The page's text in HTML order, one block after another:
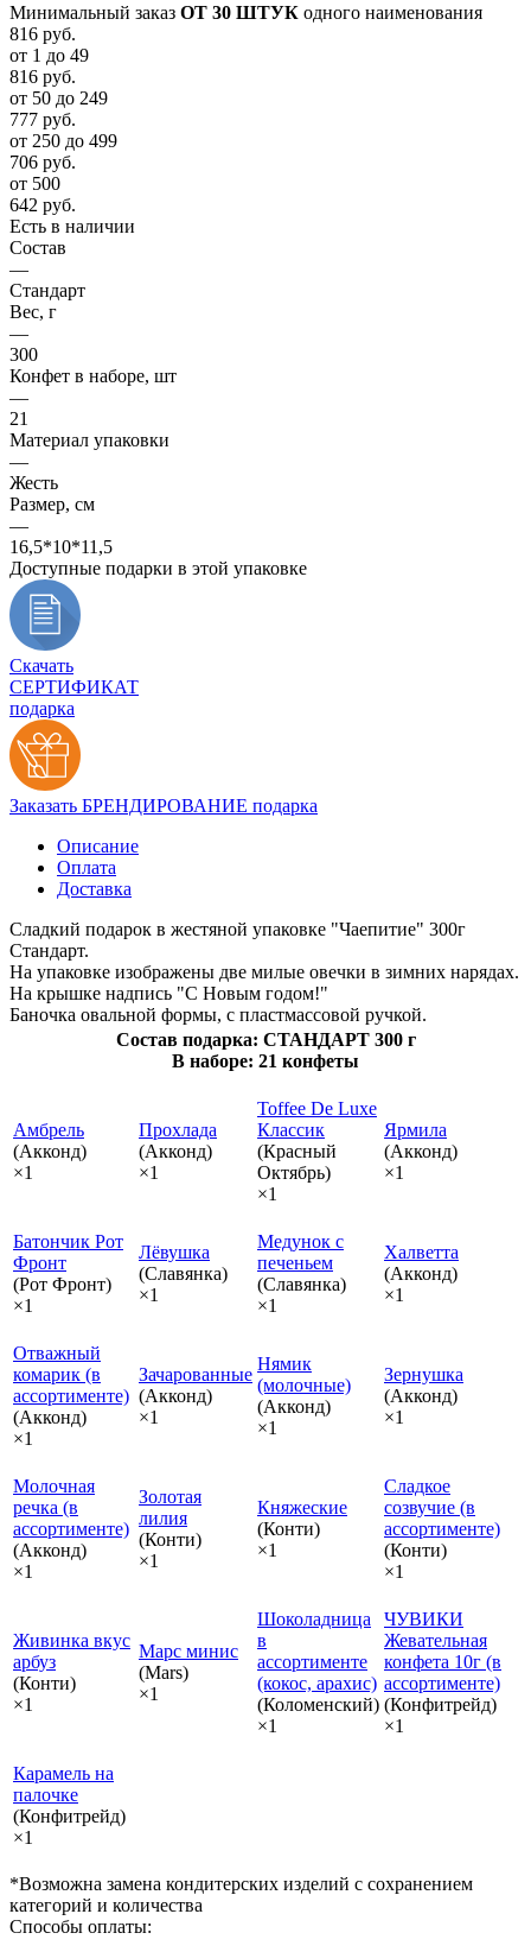
Минимальный заказ ОТ 30 ШТУК одного наименования
816 руб.
от 1 до 49
816 руб.
от 50 до 249
777 руб.
от 250 до 499
706 руб.
от 500
642 руб.
Есть в наличии
Состав
—
Стандарт
Вес, г
—
300
Конфет в наборе, шт
—
21
Материал упаковки
—
Жесть
Размер, см
—
16,5*10*11,5
Доступные подарки в этой упаковке
Скачать
СЕРТИФИКАТ
подарка
Заказать БРЕНДИРОВАНИЕ подарка
Описание
Оплата
Доставка
Сладкий подарок в жестяной упаковке "Чаепитие" 300г
Стандарт.
На упаковке изображены две милые овечки в зимних нарядах.
На крышке надпись "С Новым годом!"
Баночка овальной формы, с пластмассовой ручкой.
Состав подарка: СТАНДАРТ 300 г
В наборе: 21 конфеты
Амбрель
(Акконд)
×1
Прохлада
(Акконд)
×1
Toffee De Luxe
Классик
(Красный
Октябрь)
×1
Ярмила
(Акконд)
×1
Батончик Рот
Фронт
(Рот Фронт)
×1
Лёвушка
(Славянка)
×1
Медунок с
печеньем
(Славянка)
×1
Халветта
(Акконд)
×1
Отважный
комарик (в
ассортименте)
(Акконд)
×1
Зачарованные
(Акконд)
×1
Нямик
(молочные)
(Акконд)
×1
Зернушка
(Акконд)
×1
Молочная
речка (в
ассортименте)
(Акконд)
×1
Золотая
лилия
(Конти)
×1
Княжеские
(Конти)
×1
Сладкое
созвучие (в
ассортименте)
(Конти)
×1
Живинка вкус
арбуз
(Конти)
×1
Марс минис
(Mars)
×1
Шоколадница
в
ассортименте
(кокос, арахис)
(Коломенский)
×1
ЧУВИКИ
Жевательная
конфета 10г (в
ассортименте)
(Конфитрейд)
×1
Карамель на
палочке
(Конфитрейд)
×1
*Возможна замена кондитерских изделий с сохранением
категорий и количества
Способы оплаты: